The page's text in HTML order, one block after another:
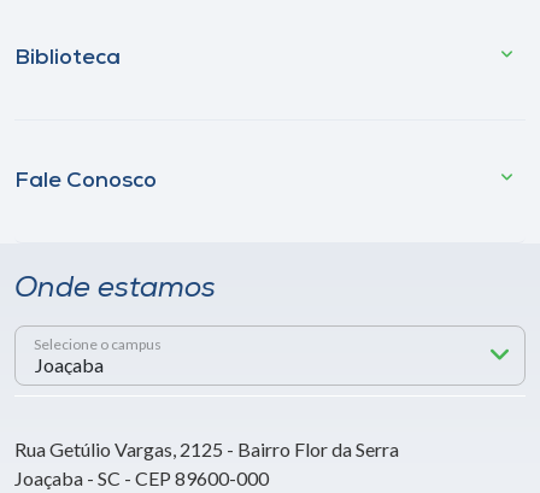
Biblioteca
Fale Conosco
Onde estamos
Selecione o campus
Rua Getúlio Vargas, 2125 - Bairro Flor da Serra
Joaçaba - SC - CEP 89600-000